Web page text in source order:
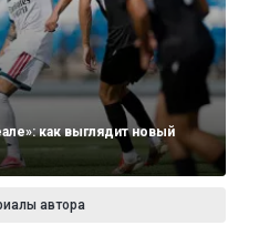
как выглядит новый
автора